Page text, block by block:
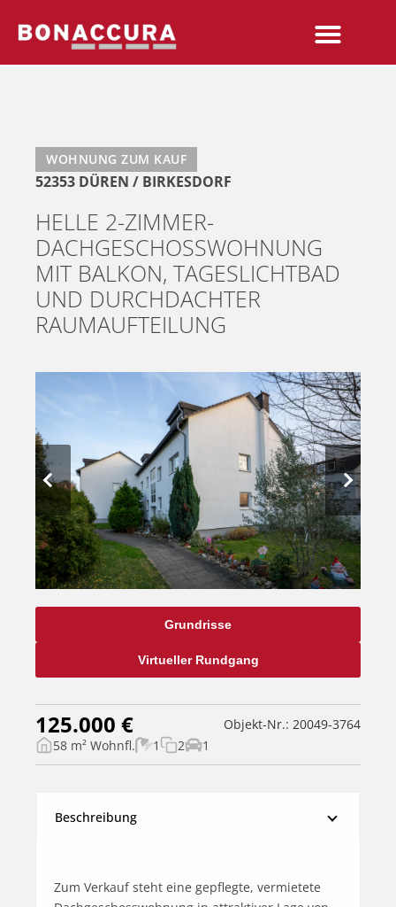
WOHNUNG ZUM KAUF
52353 DÜREN / BIRKESDORF
HELLE 2-ZIMMER-
DACHGESCHOSSWOHNUNG
MIT BALKON, TAGESLICHTBAD
UND DURCHDACHTER
RAUMAUFTEILUNG
Grundrisse
Virtueller Rundgang
125.000 €
Objekt-Nr.: 20049-3764
58 m² Wohnfl.
1 2 1
Beschreibung
Zum Verkauf steht eine gepflegte, vermietete